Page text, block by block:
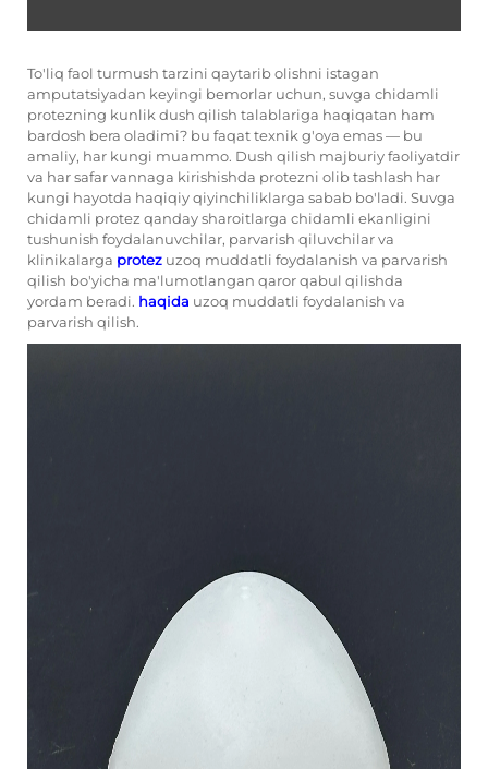
To'liq faol turmush tarzini qaytarib olishni istagan
amputatsiyadan keyingi bemorlar uchun, suvga chidamli
protezning kunlik dush qilish talablariga haqiqatan ham
bardosh bera oladimi? bu faqat texnik g'oya emas — bu
amaliy, har kungi muammo. Dush qilish majburiy faoliyatdir
va har safar vannaga kirishishda protezni olib tashlash har
kungi hayotda haqiqiy qiyinchiliklarga sabab bo'ladi. Suvga
chidamli protez qanday sharoitlarga chidamli ekanligini
tushunish foydalanuvchilar, parvarish qiluvchilar va
klinikalarga protez uzoq muddatli foydalanish va parvarish
qilish bo'yicha ma'lumotlangan qaror qabul qilishda
yordam beradi. haqida uzoq muddatli foydalanish va
parvarish qilish.